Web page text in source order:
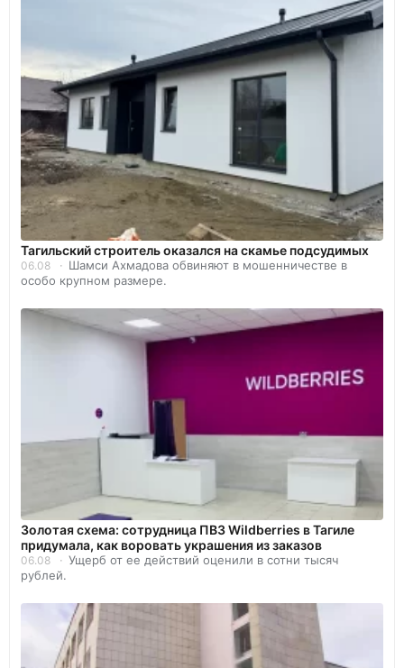
Тагильский строитель оказался на скамье подсудимых
06.08
Шамси Ахмадова обвиняют в мошенничестве в
особо крупном размере.
Золотая схема: сотрудница ПВЗ Wildberries в Тагиле
придумала, как воровать украшения из заказов
06.08
Ущерб от ее действий оценили в сотни тысяч
рублей.